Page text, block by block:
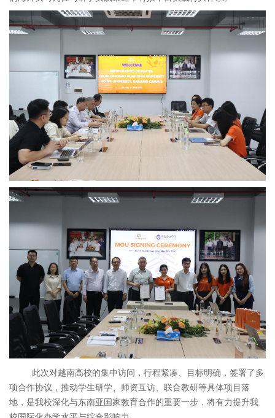
此次对越南高校的集中访问，行程紧凑、目标明确，签署了多
项合作协议，推动学生研学、师资互访、联合教研等具体项目落
地，是我校深化与东南亚国家教育合作的重要一步，将有力提升我